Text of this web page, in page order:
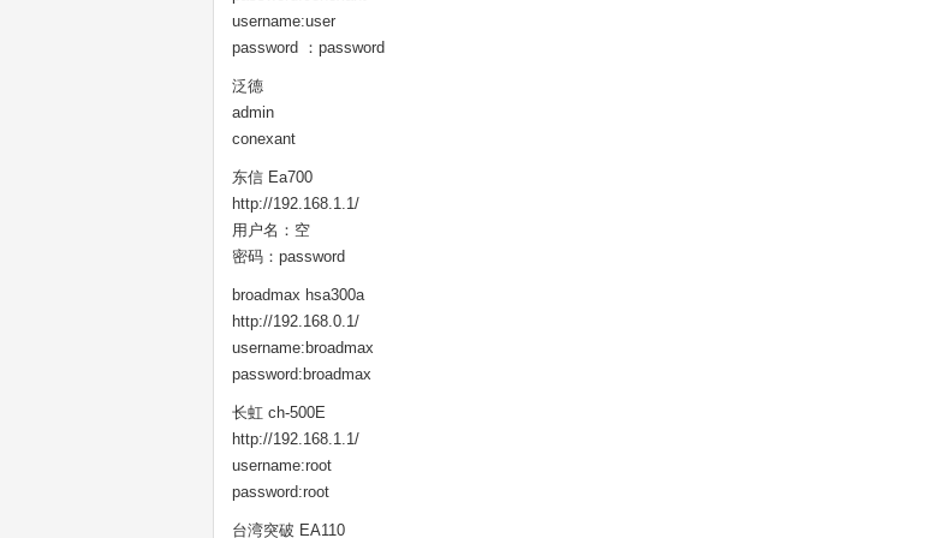
username:user
password ：password
泛德
admin
conexant
东信 Ea700
http://192.168.1.1/
用户名：空
密码：password
broadmax hsa300a
http://192.168.0.1/
username:broadmax
password:broadmax
长虹 ch-500E
http://192.168.1.1/
username:root
password:root
台湾突破 EA110